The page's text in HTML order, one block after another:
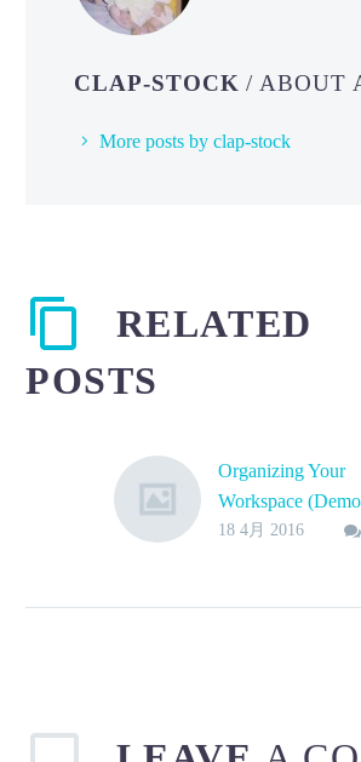
CLAP-STOCK/ ABOUT
More posts by clap-stock
RELATED
POSTS
Organizing Your
Workspace
Lorem Ipsum.
18 4月 2016